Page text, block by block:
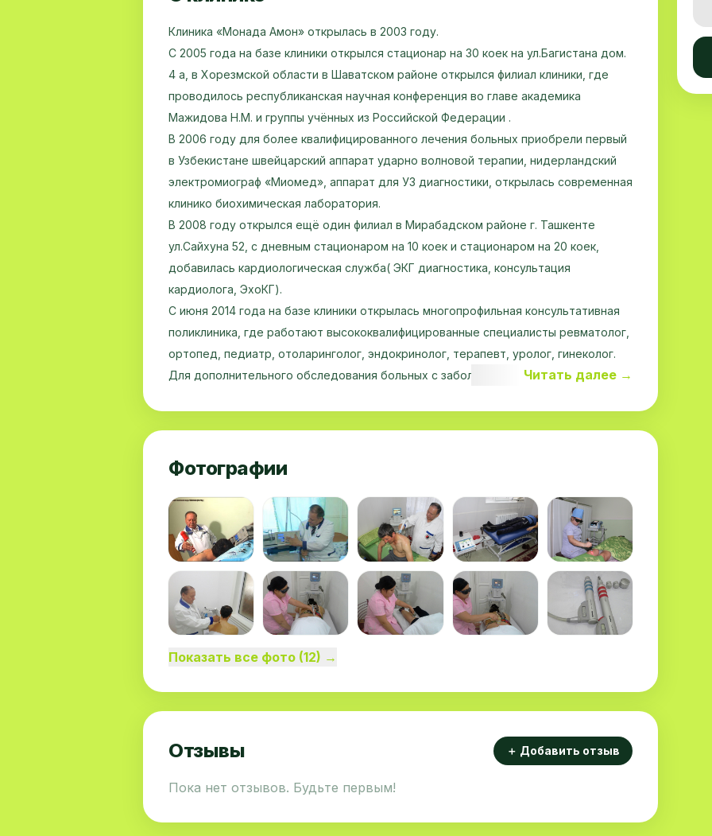
Клиника «Монада Амон» открылась в 2003 году.
С 2005 года на базе клиники открылся стационар на 30 коек на ул.Багистана дом.
4 а, в Хорезмской области в Шаватском районе открылся филиал клиники, где
проводилось республиканская научная конференция во главе академика
Мажидова Н.М. и группы учённых из Российской Федерации .
В 2006 году для более квалифицированного лечения больных приобрели первый
в Узбекистане швейцарский аппарат ударно волновой терапии, нидерландский
электромиограф «Миомед», аппарат для УЗ диагностики, открылась современная
клинико биохимическая лаборатория.
В 2008 году открылся ещё один филиал в Мирабадском районе г. Ташкенте
ул.Сайхуна 52, с дневным стационаром на 10 коек и стационаром на 20 коек,
добавилась кардиологическая служба( ЭКГ диагностика, консультация
кардиолога, ЭхоКГ).
С июня 2014 года на базе клиники открылась многопрофильная консультативная
поликлиника, где работают высококвалифицированные специалисты ревматолог,
ортопед, педиатр, отоларинголог, эндокринолог, терапевт, уролог, гинеколог.
Для дополнительного обследования больных с заболеваниями сердечно
Читать далее →
Фотографии
Показать все фото (12) →
Отзывы ＋ Добавить отзыв
Пока нет отзывов. Будьте первым!